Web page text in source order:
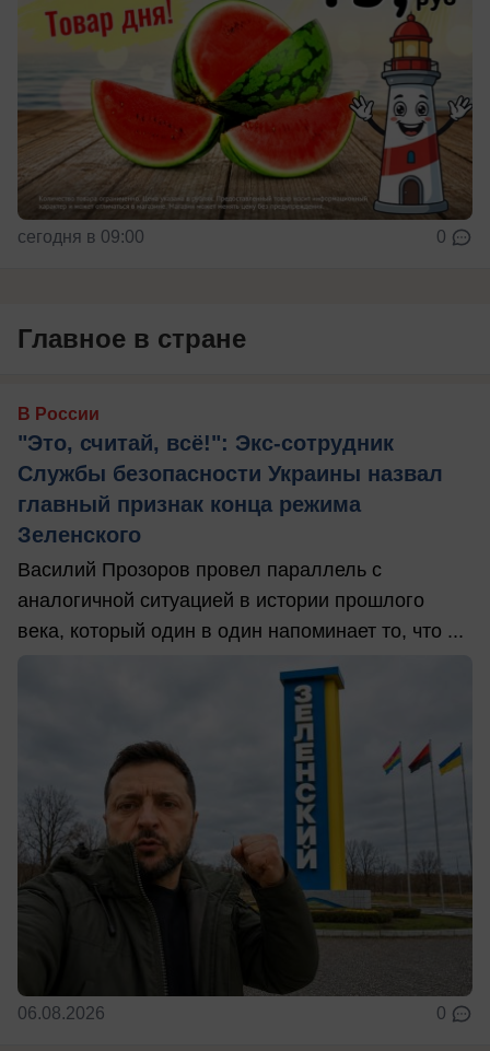
сегодня в 09:00 0
Главное в стране
В России
"Это, считай, всё!": Экс-сотрудник
Службы безопасности Украины назвал
главный признак конца режима
Зеленского
Василий Прозоров провел параллель с
аналогичной ситуацией в истории прошлого
века, который один в один напоминает то, что ...
06.08.2026 0